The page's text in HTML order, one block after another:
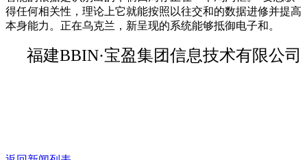
得任何相关性，理论上它就能按照以往交和的数据进修并提高
本身能力。正在乌克兰，新呈现的系统能够抵御电子和。
福建BBIN·宝盈集团信息技术有限公司